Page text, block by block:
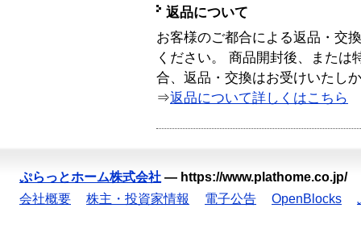
返品について
お客様のご都合による返品・交
ください。 商品開封後、または
合、返品・交換はお受けいたし
⇒返品について詳しくはこちら
ぷらっとホーム株式会社 — https://www.plathome.co.jp/
会社概要
株主・投資家情報 電子公告 OpenBlocks